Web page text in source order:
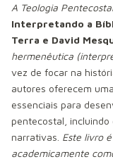
A Teologia
Interpretando a
Terra e David
hermenêutica
vez de focar na
autores oferecem
essenciais para
pentecostal,
narrativas. Este livro
academicamente